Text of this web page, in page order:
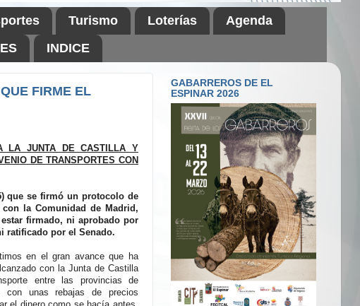
Turismo Loterías
Agenda
INDICE
FIRME EL
LA JUNTA DE CASTILLA Y
DE TRANSPORTES CON
que se firmó un protocolo de
la Comunidad de Madrid,
firmado, ni aprobado por
ratificado por el Senado.
en el gran avance que ha
con la Junta de Castilla
entre las provincias de
unas rebajas de precios
GABARREROS DE EL
ESPINAR 2026